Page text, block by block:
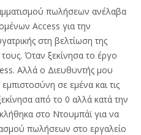
πωλήσεων ανέλαβα
Access για την
στη βελτίωση της
Όταν ξεκίνησα το έργο
Αλλά ο Διευθυντής μου
σε εμένα και τις
από το 0 αλλά κατά την
στο Ντουμπάϊ για να
πωλήσεων στο εργαλείο